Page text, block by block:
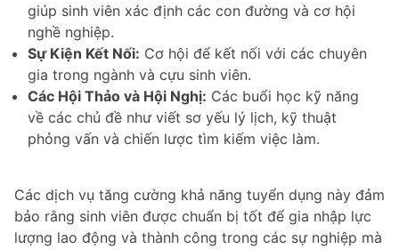
giúp sinh viên xác định các con đường và cơ hội
nghề nghiệp.
Sự Kiện Kết Nối: Cơ hội để kết nối với các chuyên
gia trong ngành và cựu sinh viên.
Các Hội Thảo và Hội Nghị: Các buổi học kỹ năng
về các chủ đề như viết sơ yếu lý lịch, kỹ thuật
phỏng vấn và chiến lược tìm kiếm việc làm.
Các dịch vụ tăng cường khả năng tuyển dụng này đảm
bảo rằng sinh viên được chuẩn bị tốt để gia nhập lực
lượng lao động và thành công trong các sự nghiệp mà